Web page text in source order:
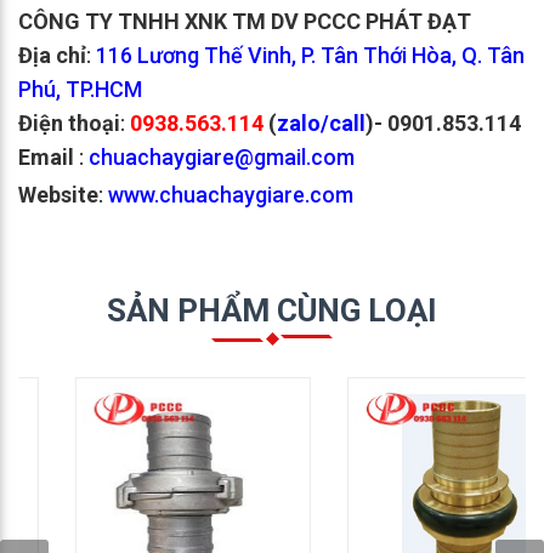
CÔNG TY TNHH XNK TM DV PCCC PHÁT ĐẠT
Địa chỉ: 116 Lương Thế Vinh, P. Tân Thới Hòa, Q. Tân
Phú, TP.HCM
Điện thoại: 0938.563.114 (zalo/call)- 0901.853.114
Email : chuachaygiare@gmail.com
Website: www.chuachaygiare.com
SẢN PHẨM CÙNG LOẠI
GỌI NGAY: 0938 563
GỌI NGAY: 0938 563